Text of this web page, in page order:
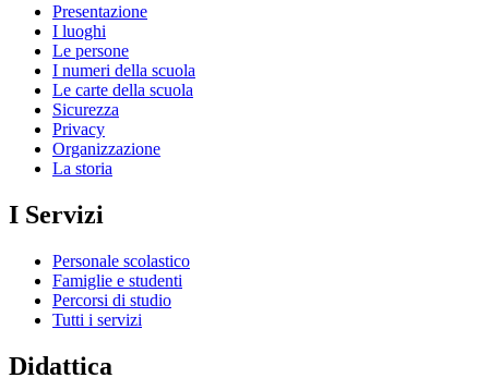
Presentazione
I luoghi
Le persone
I numeri della scuola
Le carte della scuola
Sicurezza
Privacy
Organizzazione
La storia
I Servizi
Personale scolastico
Famiglie e studenti
Percorsi di studio
Tutti i servizi
Didattica